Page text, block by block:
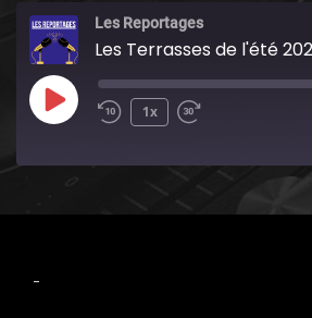
Les Reportages
Les Terrasses de l'été
Play
1x
-